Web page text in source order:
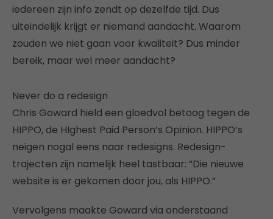
iedereen zijn info zendt op dezelfde tijd. Dus
uiteindelijk krijgt er niemand aandacht. Waarom
zouden we niet gaan voor kwaliteit? Dus minder
bereik, maar wel meer aandacht?
Never do a redesign
Chris Goward hield een gloedvol betoog tegen de
HIPPO, de HIghest Paid Person’s Opinion. HIPPO’s
neigen nogal eens naar redesigns. Redesign-
trajecten zijn namelijk heel tastbaar: “Die nieuwe
website is er gekomen door jou, als HIPPO.”
Vervolgens maakte Goward via onderstaand